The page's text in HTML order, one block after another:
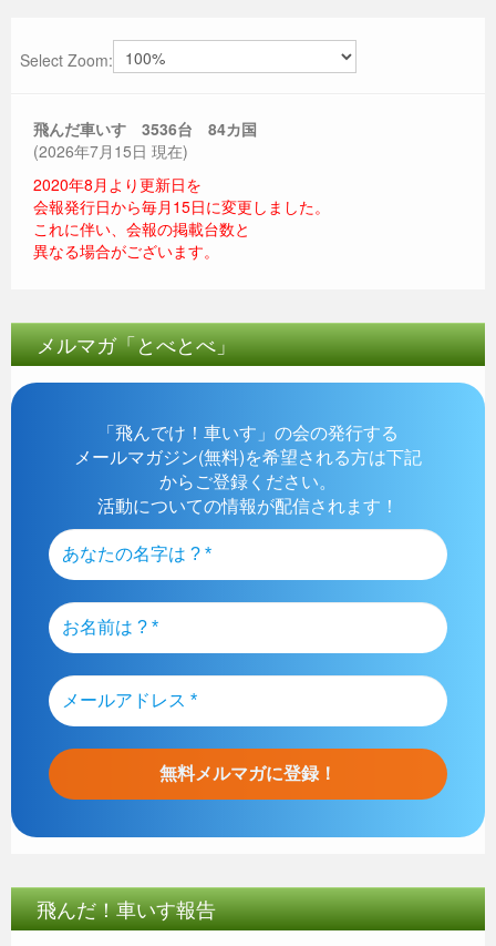
Select Zoom:
飛んだ車いす 3536台 84カ国
(2026年7月15日 現在)
2020年8月より更新日を
会報発行日から毎月15日に変更しました。
これに伴い、会報の掲載台数と
異なる場合がございます。
メルマガ「とべとべ」
「飛んでけ！車いす」の会の発行する
メールマガジン(無料)を希望される方は下記
からご登録ください。
活動についての情報が配信されます！
飛んだ！車いす報告